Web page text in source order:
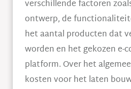
verschillende factoren
ontwerp, de
het aantal producten dat
worden en het gekozen e-
platform. Over het
kosten voor het laten